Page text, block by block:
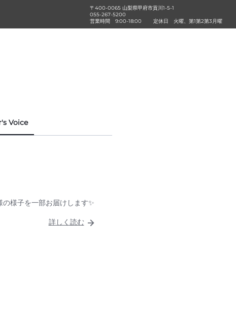
〒400-0065 山梨県甲府市貢川1-5-1
055-267-5200
営業時間
9:00-18:00 定休日 火曜、第1第2第3月曜
Voice
様子を一部お届けします✨
詳しく読む